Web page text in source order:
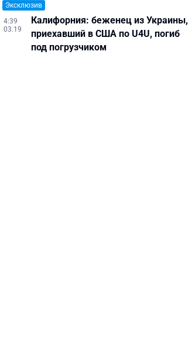
Эксклюзив
4:39
03.19
Калифорния: беженец из Украины,
приехавший в США по U4U, погиб
под погрузчиком